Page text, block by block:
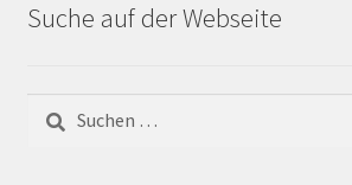
Suche auf der Webseite
nach: